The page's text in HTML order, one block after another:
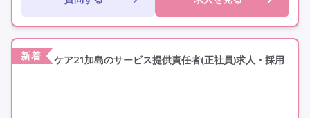
新着 ケア21加島のサービス提供責任者(正社員)求人・採用